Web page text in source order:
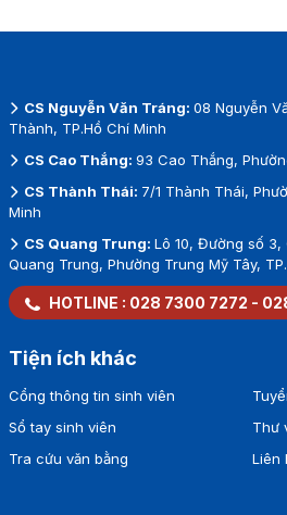
CS Nguyễn Văn Tráng: 08 Nguyễn
Thành, TP.Hồ Chí Minh
CS Cao Thắng: 93 Cao Thắng,
CS Thành Thái: 7/1 Thành Thái,
Minh
CS Quang Trung: Lô 10, Đường số 3,
Quang Trung, Phường Trung Mỹ Tây,
HOTLINE : 028 7300 7272 -
Tiện ích khác
Cổng thông tin sinh viên
Sổ tay sinh viên
Tra cứu văn bằng
Thư
Liên